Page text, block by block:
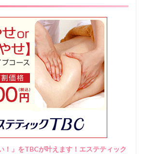
！」をTBCが叶えます！エステティック